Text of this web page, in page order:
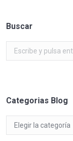
Buscar
Categorias Blog
Blog